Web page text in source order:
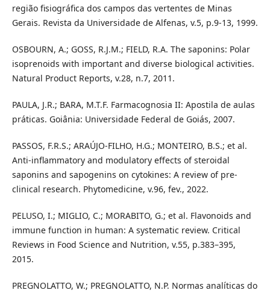
região fisiográfica dos campos das vertentes de Minas
Gerais. Revista da Universidade de Alfenas, v.5, p.9-13, 1999.
OSBOURN, A.; GOSS, R.J.M.; FIELD, R.A. The saponins: Polar
isoprenoids with important and diverse biological activities.
Natural Product Reports, v.28, n.7, 2011.
PAULA, J.R.; BARA, M.T.F. Farmacognosia II: Apostila de aulas
práticas. Goiânia: Universidade Federal de Goiás, 2007.
PASSOS, F.R.S.; ARAÚJO-FILHO, H.G.; MONTEIRO, B.S.; et al.
Anti-inflammatory and modulatory effects of steroidal
saponins and sapogenins on cytokines: A review of pre-
clinical research. Phytomedicine, v.96, fev., 2022.
PELUSO, I.; MIGLIO, C.; MORABITO, G.; et al. Flavonoids and
immune function in human: A systematic review. Critical
Reviews in Food Science and Nutrition, v.55, p.383–395,
2015.
PREGNOLATTO, W.; PREGNOLATTO, N.P. Normas analíticas do